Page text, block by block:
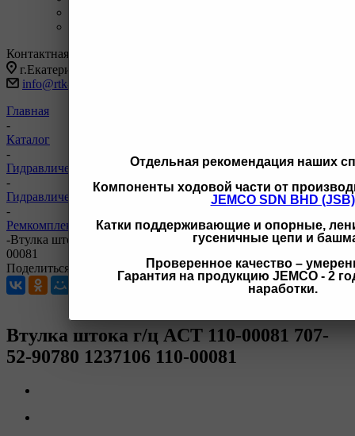
Отдельная рекомендация наших
Компоненты ходовой части от
JEMCO SDN BHD (JSB)
Катки поддерживающие и опорные,
гусеничные цепи и
Проверенное качество –
Гарантия на продукцию JEMCO - 2
наработки.
Контактная информация
г.Екатеринбург, ул Черняховского 86 корп 9/3
info@rtk-parts.ru
Главная
-
Каталог
-
Гидравлическая система
-
Гидравлическая система Doosan
-
Ремкомплекты гидроцилиндров Doosan
-Втулка штока г/ц ACT 110-00081 707-52-90780 1237106 110-
00081
Поделиться
Втулка штока г/ц ACT 110-00081 707-
52-90780 1237106 110-00081